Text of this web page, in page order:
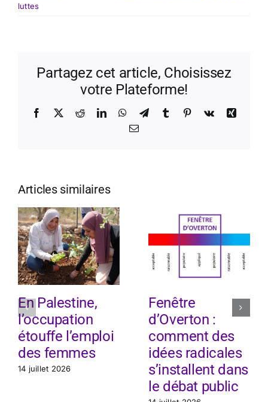
luttes
Partagez cet article, Choisissez
votre Plateforme!
Facebook
X RedditLinkedInWhatsApp
TelegramTumblr Pinterest
Vk
Xing
Email
Articles similaires
En Palestine,
l’occupation
étouffe l’emploi
des femmes
14 juillet 2026
Fenêtre
d’Overton :
comment des
idées radicales
s’installent dans
le débat public